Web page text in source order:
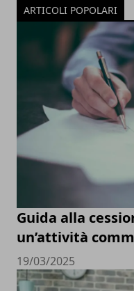
ARTICOLI POPOLARI
Guida alla
un’attività
19/03/2025